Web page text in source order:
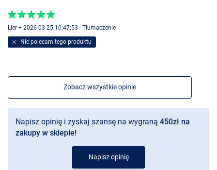
Lier + 2026-03-25 10:47:53 - Tłumaczenie
Nie polecam tego produktu
Zobacz wszystkie opinie
Napisz opinię i zyskaj szansę na wygraną 450zł na
zakupy w sklepie!
Napisz opinię